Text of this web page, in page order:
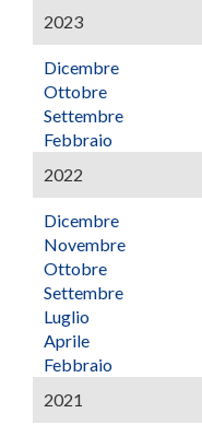
2023
Dicembre
Ottobre
Settembre
Febbraio
2022
Dicembre
Novembre
Ottobre
Settembre
Luglio
Aprile
Febbraio
2021